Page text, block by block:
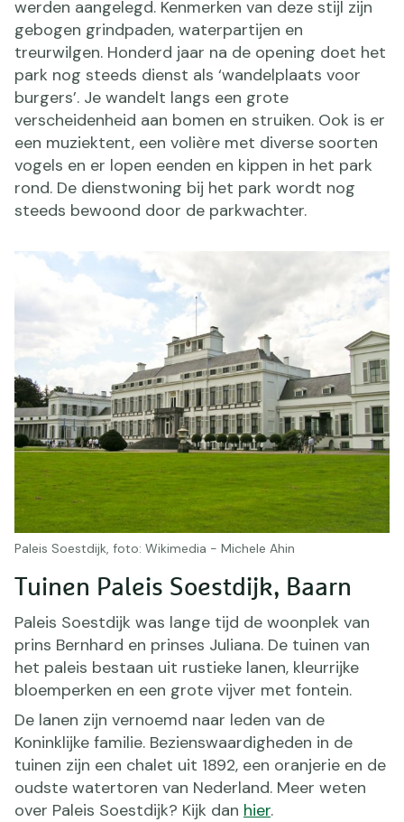
werden aangelegd. Kenmerken van deze stijl zijn
gebogen grindpaden, waterpartijen en
treurwilgen. Honderd jaar na de opening doet het
park nog steeds dienst als ‘wandelplaats voor
burgers’. Je wandelt langs een grote
verscheidenheid aan bomen en struiken. Ook is er
een muziektent, een volière met diverse soorten
vogels en er lopen eenden en kippen in het park
rond. De dienstwoning bij het park wordt nog
steeds bewoond door de parkwachter.
Tuinen Paleis Soestdijk, Baarn
Paleis Soestdijk was lange tijd de woonplek van
prins Bernhard en prinses Juliana. De tuinen van
het paleis bestaan uit rustieke lanen, kleurrijke
bloemperken en een grote vijver met fontein.
De lanen zijn vernoemd naar leden van de
Koninklijke familie. Bezienswaardigheden in de
tuinen zijn een chalet uit 1892, een oranjerie en de
oudste watertoren van Nederland. Meer weten
over Paleis Soestdijk? Kijk dan hier.
Paleis Soestdijk, foto: Wikimedia - Michele Ahin